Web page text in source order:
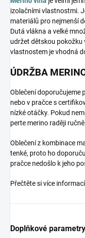
izolačními vlastnostmi.
materiálů pro nejmenší
Dutá vlákna a velké
udržet dětskou pokožku
vlastnostem je vhodná
ÚDRŽBA
Oblečení doporučujeme
nebo v pračce s
nízké otáčky. Pokud
perte merino raději
Oblečení z kombinace
tenké, proto ho
pračce nedošlo k jeho
Přečtěte si více
Doplňkové parametry